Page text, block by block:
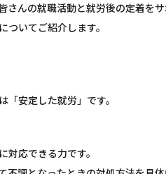
んの就職活動と就労後の定着をサ
いてご紹介します。
安定した就労」です。
応できる力です。